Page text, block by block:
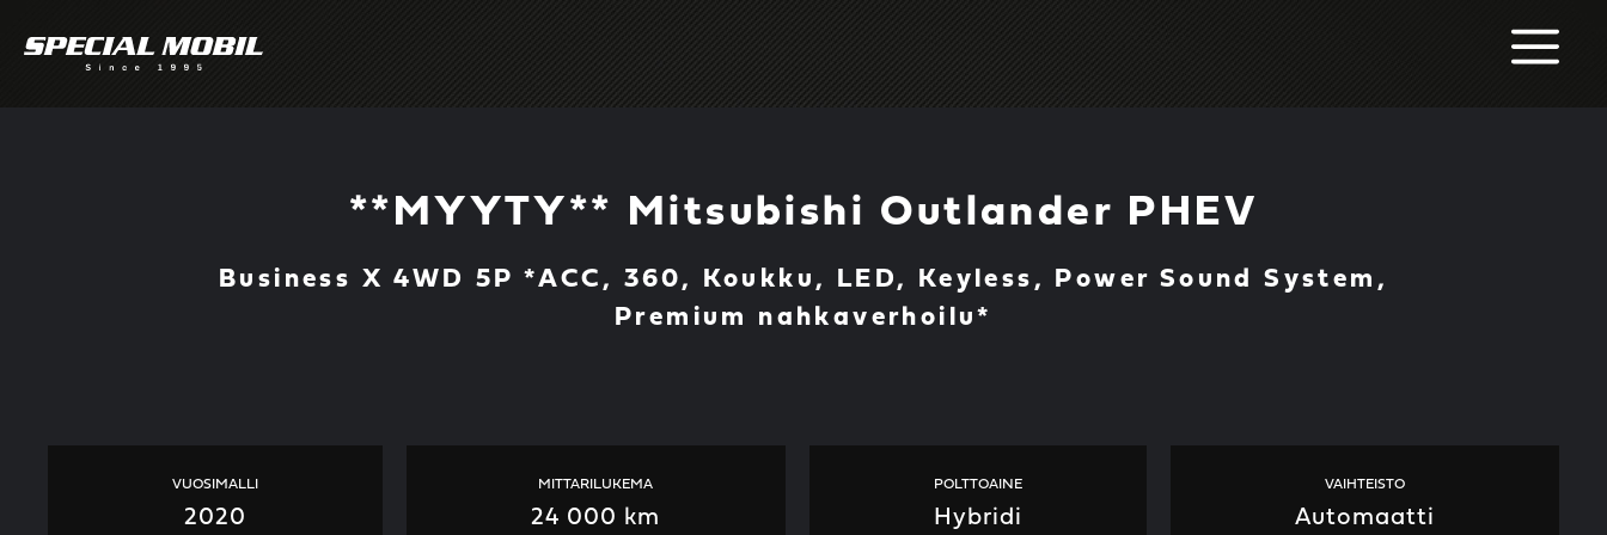
**MYYTY** Mitsubishi Outlander PHEV
Business X 4WD 5P *ACC, 360, Koukku, LED, Keyless, Power Sound System,
Premium nahkaverhoilu*
VUOSIMALLI
2020
MITTARILUKEMA
24 000 km
POLTTOAINE
Hybridi
VAIHTEISTO
Automaatti